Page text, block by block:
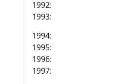
1992:
1993:
1994:
1995:
1996:
1997: